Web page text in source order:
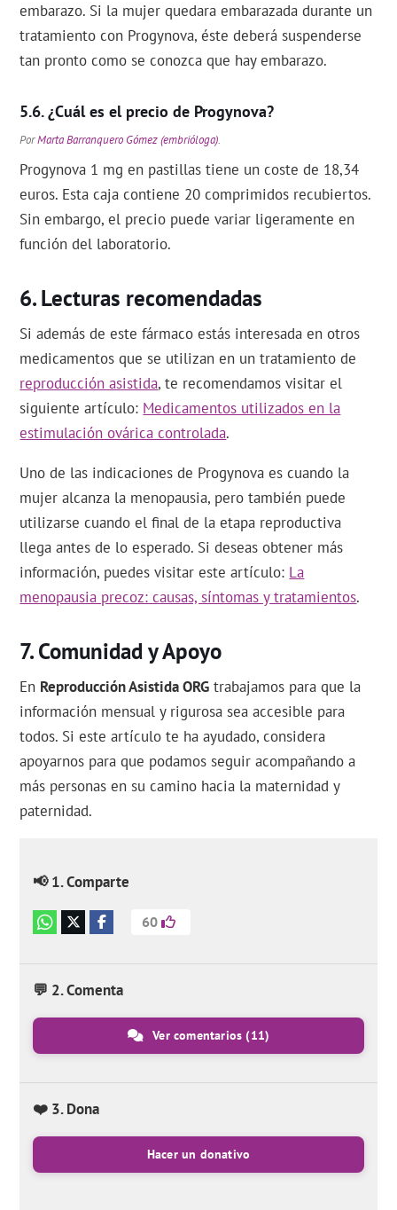
embarazo. Si la mujer quedara embarazada durante un
tratamiento con Progynova, éste deberá suspenderse
tan pronto como se conozca que hay embarazo.
¿Cuál es el precio de Progynova?
PorMarta Barranquero Gómez (embrióloga).
Progynova 1 mg en pastillas tiene un coste de 18,34
euros. Esta caja contiene 20 comprimidos recubiertos.
Sin embargo, el precio puede variar ligeramente en
función del laboratorio.
Lecturas recomendadas
Si además de este fármaco estás interesada en otros
medicamentos que se utilizan en un tratamiento de
reproducción asistida, te recomendamos visitar el
siguiente artículo: Medicamentos utilizados en la
estimulación ovárica controlada.
Uno de las indicaciones de Progynova es cuando la
mujer alcanza la menopausia, pero también puede
utilizarse cuando el final de la etapa reproductiva
llega antes de lo esperado. Si deseas obtener más
información, puedes visitar este artículo: La
menopausia precoz: causas, síntomas y tratamientos.
Comunidad y Apoyo
En Reproducción Asistida ORG trabajamos para que la
información mensual y rigurosa sea accesible para
todos. Si este artículo te ha ayudado, considera
apoyarnos para que podamos seguir acompañando a
más personas en su camino hacia la maternidad y
paternidad.
📢 1. Comparte
60
💬 2. Comenta
Ver comentarios(11)
❤️ 3. Dona
Hacer un donativo